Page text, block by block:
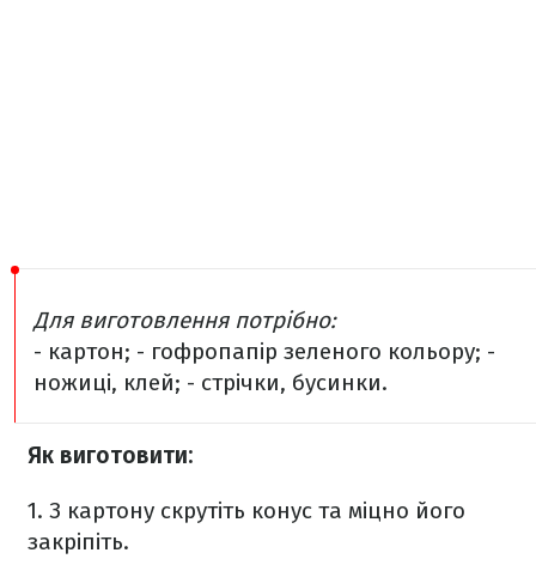
Для виготовлення потрібно:
- картон; - гофропапір зеленого кольору; -
ножиці, клей; - стрічки, бусинки.
Як виготовити:
1. З картону скрутіть конус та міцно його
закріпіть.